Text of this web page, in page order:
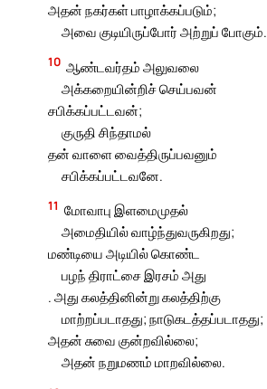
அதன் நகர்கள் பாழாக்கப்படும்;
அவை குடியிருப்போர் அற்றுப் போகும்.
10 ஆண்டவர்தம் அலுவலை
அக்கறையின்றிச் செய்பவன்
சபிக்கப்பட்டவன்;
குருதி சிந்தாமல்
தன் வாளை வைத்திருப்பவனும்
சபிக்கப்பட்டவனே.
11 மோவாபு இளமைமுதல்
அமைதியில் வாழ்ந்துவருகிறது;
மண்டியை அடியில் கொண்ட
பழந் திராட்சை இரசம் அது
. அது கலத்தினின்று கலத்திற்கு
மாற்றப்படாதது; நாடுகடத்தப்படாதது;
அதன் சுவை குன்றவில்லை;
அதன் நறுமணம் மாறவில்லை.